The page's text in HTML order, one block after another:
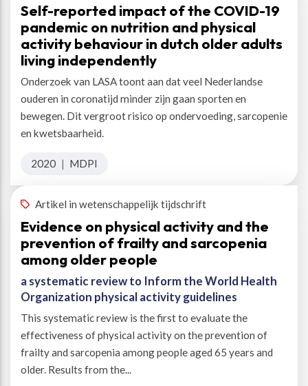
Self-reported impact of the COVID-19
pandemic on nutrition and physical
activity behaviour in dutch older adults
living independently
Onderzoek van LASA toont aan dat veel Nederlandse
ouderen in coronatijd minder zijn gaan sporten en
bewegen. Dit vergroot risico op ondervoeding, sarcopenie
en kwetsbaarheid.
2020 | MDPI
Artikel in wetenschappelijk tijdschrift
Evidence on physical activity and the
prevention of frailty and sarcopenia
among older people
a systematic review to Inform the World Health
Organization physical activity guidelines
This systematic review is the first to evaluate the
effectiveness of physical activity on the prevention of
frailty and sarcopenia among people aged 65 years and
older. Results from the...